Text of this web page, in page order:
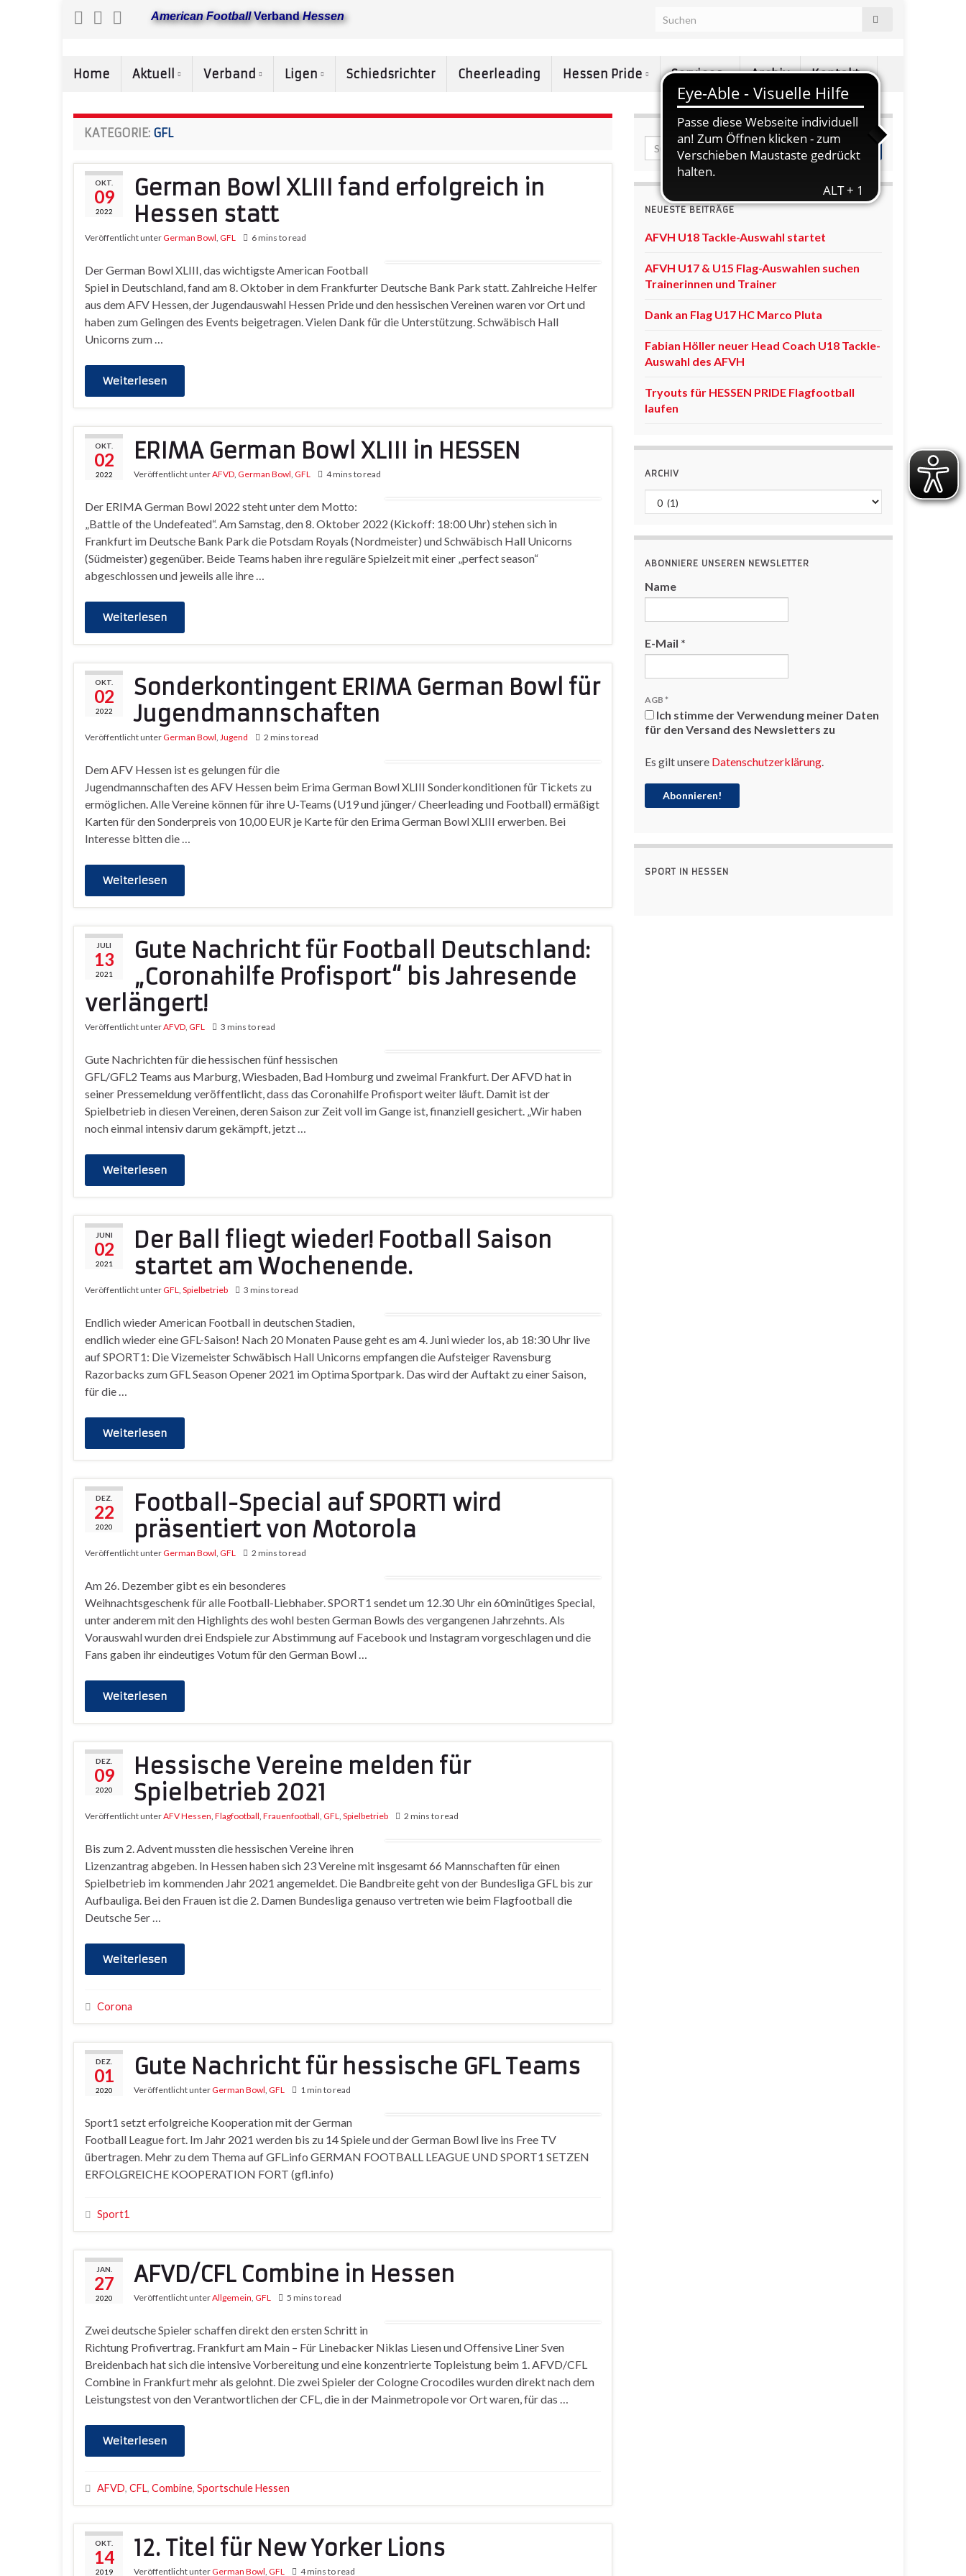
American FootballVerbandHessen
Home Aktuell Verband Ligen Schiedsrichter Cheerleading Hessen Pride Services Archiv Kontakt
KATEGORIE: GFL
OKT.
09
2022
German Bowl XLIII fand erfolgreich in
Hessen statt
Veröffentlicht unterGerman Bowl, GFL 6 mins to read
Der German Bowl XLIII, das wichtigste American Football
Spiel in Deutschland, fand am 8. Oktober in dem Frankfurter Deutsche Bank Park statt. Zahlreiche Helfer
aus dem AFV Hessen, der Jugendauswahl Hessen Pride und den hessischen Vereinen waren vor Ort und
haben zum Gelingen des Events beigetragen. Vielen Dank für die Unterstützung. Schwäbisch Hall
Unicorns zum …
Weiterlesen
OKT.
02
2022
ERIMA German Bowl XLIII in HESSEN
Veröffentlicht unterAFVD, German Bowl, GFL 4 mins to read
Der ERIMA German Bowl 2022 steht unter dem Motto:
„Battle of the Undefeated“. Am Samstag, den 8. Oktober 2022 (Kickoff: 18:00 Uhr) stehen sich in
Frankfurt im Deutsche Bank Park die Potsdam Royals (Nordmeister) und Schwäbisch Hall Unicorns
(Südmeister) gegenüber. Beide Teams haben ihre reguläre Spielzeit mit einer „perfect season“
abgeschlossen und jeweils alle ihre …
Weiterlesen
OKT.
02
2022
Sonderkontingent ERIMA German Bowl für
Jugendmannschaften
Veröffentlicht unterGerman Bowl, Jugend 2 mins to read
Dem AFV Hessen ist es gelungen für die
Jugendmannschaften des AFV Hessen beim Erima German Bowl XLIII Sonderkonditionen für Tickets zu
ermöglichen. Alle Vereine können für ihre U-Teams (U19 und jünger/ Cheerleading und Football) ermäßigt
Karten für den Sonderpreis von 10,00 EUR je Karte für den Erima German Bowl XLIII erwerben. Bei
Interesse bitten die …
Weiterlesen
JULI
13
2021
Gute Nachricht für Football Deutschland:
„Coronahilfe Profisport“ bis Jahresende
verlängert!
Veröffentlicht unterAFVD, GFL 3 mins to read
Gute Nachrichten für die hessischen fünf hessischen
GFL/GFL2 Teams aus Marburg, Wiesbaden, Bad Homburg und zweimal Frankfurt. Der AFVD hat in
seiner Pressemeldung veröffentlicht, dass das Coronahilfe Profisport weiter läuft. Damit ist der
Spielbetrieb in diesen Vereinen, deren Saison zur Zeit voll im Gange ist, finanziell gesichert. „Wir haben
noch einmal intensiv darum gekämpft, jetzt …
Weiterlesen
JUNI
02
2021
Der Ball fliegt wieder! Football Saison
startet am Wochenende.
Veröffentlicht unterGFL, Spielbetrieb 3 mins to read
Endlich wieder American Football in deutschen Stadien,
endlich wieder eine GFL-Saison! Nach 20 Monaten Pause geht es am 4. Juni wieder los, ab 18:30 Uhr live
auf SPORT1: Die Vizemeister Schwäbisch Hall Unicorns empfangen die Aufsteiger Ravensburg
Razorbacks zum GFL Season Opener 2021 im Optima Sportpark. Das wird der Auftakt zu einer Saison,
für die …
Weiterlesen
DEZ.
22
2020
Football-Special auf SPORT1 wird
präsentiert von Motorola
Veröffentlicht unterGerman Bowl, GFL 2 mins to read
Am 26. Dezember gibt es ein besonderes
Weihnachtsgeschenk für alle Football-Liebhaber. SPORT1 sendet um 12.30 Uhr ein 60minütiges Special,
unter anderem mit den Highlights des wohl besten German Bowls des vergangenen Jahrzehnts. Als
Vorauswahl wurden drei Endspiele zur Abstimmung auf Facebook und Instagram vorgeschlagen und die
Fans gaben ihr eindeutiges Votum für den German Bowl …
Weiterlesen
DEZ.
09
2020
Hessische Vereine melden für
Spielbetrieb 2021
Veröffentlicht unterAFV Hessen, Flagfootball, Frauenfootball, GFL, Spielbetrieb 2 mins to read
Bis zum 2. Advent mussten die hessischen Vereine ihren
Lizenzantrag abgeben. In Hessen haben sich 23 Vereine mit insgesamt 66 Mannschaften für einen
Spielbetrieb im kommenden Jahr 2021 angemeldet. Die Bandbreite geht von der Bundesliga GFL bis zur
Aufbauliga. Bei den Frauen ist die 2. Damen Bundesliga genauso vertreten wie beim Flagfootball die
Deutsche 5er …
Weiterlesen
Corona
DEZ.
01
2020
Gute Nachricht für hessische GFL Teams
Veröffentlicht unterGerman Bowl, GFL 1 min to read
Sport1 setzt erfolgreiche Kooperation mit der German
Football League fort. Im Jahr 2021 werden bis zu 14 Spiele und der German Bowl live ins Free TV
übertragen. Mehr zu dem Thema auf GFL.info GERMAN FOOTBALL LEAGUE UND SPORT1 SETZEN
ERFOLGREICHE KOOPERATION FORT (gfl.info)
Sport1
JAN.
27
2020
AFVD/CFL Combine in Hessen
Veröffentlicht unterAllgemein, GFL 5 mins to read
Zwei deutsche Spieler schaffen direkt den ersten Schritt in
Richtung Profivertrag. Frankfurt am Main – Für Linebacker Niklas Liesen und Offensive Liner Sven
Breidenbach hat sich die intensive Vorbereitung und eine konzentrierte Topleistung beim 1. AFVD/CFL
Combine in Frankfurt mehr als gelohnt. Die zwei Spieler der Cologne Crocodiles wurden direkt nach dem
Leistungstest von den Verantwortlichen der CFL, die in der Mainmetropole vor Ort waren, für das …
Weiterlesen
AFVD, CFL, Combine, Sportschule Hessen
OKT.
14
2019
12. Titel für New Yorker Lions
Veröffentlicht unterGerman Bowl, GFL 4 mins to read
NEUESTE BEITRÄGE
AFVH U18 Tackle-Auswahl startet
AFVH U17 & U15 Flag-Auswahlen suchen
Trainerinnen und Trainer
Dank an Flag U17 HC Marco Pluta
Fabian Höller neuer Head Coach U18 Tackle-
Auswahl des AFVH
Tryouts für HESSEN PRIDE Flagfootball
laufen
ARCHIV
Archiv
ABONNIERE UNSEREN NEWSLETTER
Name
E-Mail *
AGB *
Ich stimme der Verwendung meiner Daten
für den Versand des Newsletters zu
Es gilt unsere Datenschutzerklärung.
SPORT IN HESSEN